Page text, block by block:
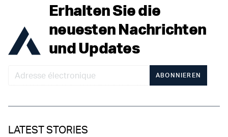
Erhalten Sie die
neuesten Nachrichten
und Updates
ABONNIEREN
LATEST STORIES